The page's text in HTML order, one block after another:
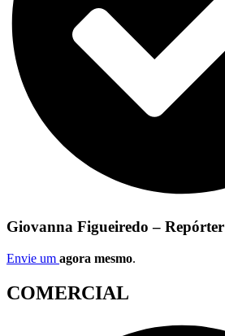
Giovanna Figueiredo – Repórter
Envie um agora mesmo.
COMERCIAL